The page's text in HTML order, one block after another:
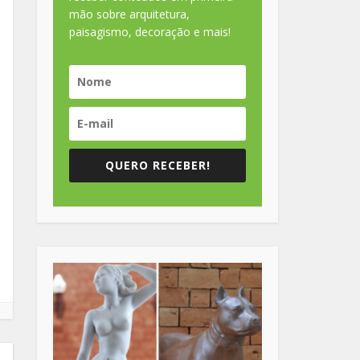
mão sobre arquitetura,
paisagismo, decoração e mais!
QUERO RECEBER!